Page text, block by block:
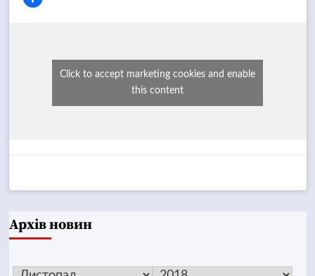
Click to accept marketing cookies and enable
this content
Архів новин